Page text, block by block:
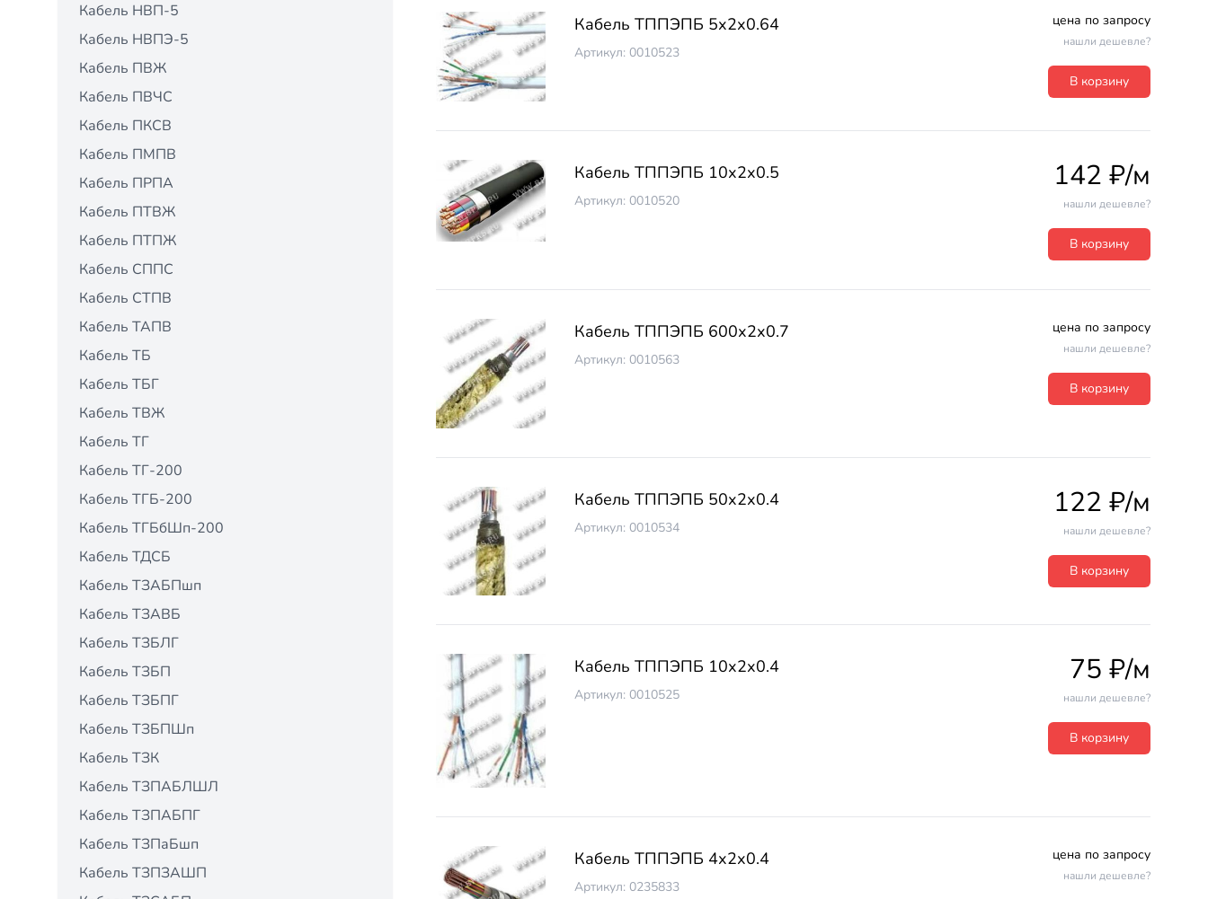
Кабель НВП-5
Кабель НВПЭ-5
Кабель ПВЖ
Кабель ПВЧС
Кабель ПКСВ
Кабель ПМПВ
Кабель ПРПА
Кабель ПТВЖ
Кабель ПТПЖ
Кабель СППС
Кабель СТПВ
Кабель ТАПВ
Кабель ТБ
Кабель ТБГ
Кабель ТВЖ
Кабель ТГ
Кабель ТГ-200
Кабель ТГБ-200
Кабель ТГБбШп-200
Кабель ТДСБ
Кабель ТЗАБПшп
Кабель ТЗАВБ
Кабель ТЗБЛГ
Кабель ТЗБП
Кабель ТЗБПГ
Кабель ТЗБПШп
Кабель ТЗК
Кабель ТЗПАБЛШЛ
Кабель ТЗПАБПГ
Кабель ТЗПаБшп
Кабель ТЗПЗАШП
Кабель ТППЭПБ 5х2х0.64
Артикул: 0010523
цена по запросу
нашли дешевле?
В корзину
Кабель ТППЭПБ 10х2х0.5
Артикул: 0010520
142 ₽/м
нашли дешевле?
В корзину
Кабель ТППЭПБ 600х2х0.7
Артикул: 0010563
цена по запросу
нашли дешевле?
В корзину
Кабель ТППЭПБ 50х2х0.4
Артикул: 0010534
122 ₽/м
нашли дешевле?
В корзину
Кабель ТППЭПБ 10х2х0.4
Артикул: 0010525
75 ₽/м
нашли дешевле?
В корзину
Кабель ТППЭПБ 4х2х0.4
Артикул: 0235833
цена по запросу
нашли дешевле?